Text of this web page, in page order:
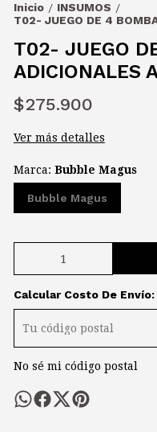
Inicio / INSUMOS /
T02- JUEGO DE 4
T02- JUEGO
ADICIONALES
$275.900
Ver más detalles
Marca: Bubble Magus
Bubble Magus
Calcular Costo De Envío:
No sé mi código postal